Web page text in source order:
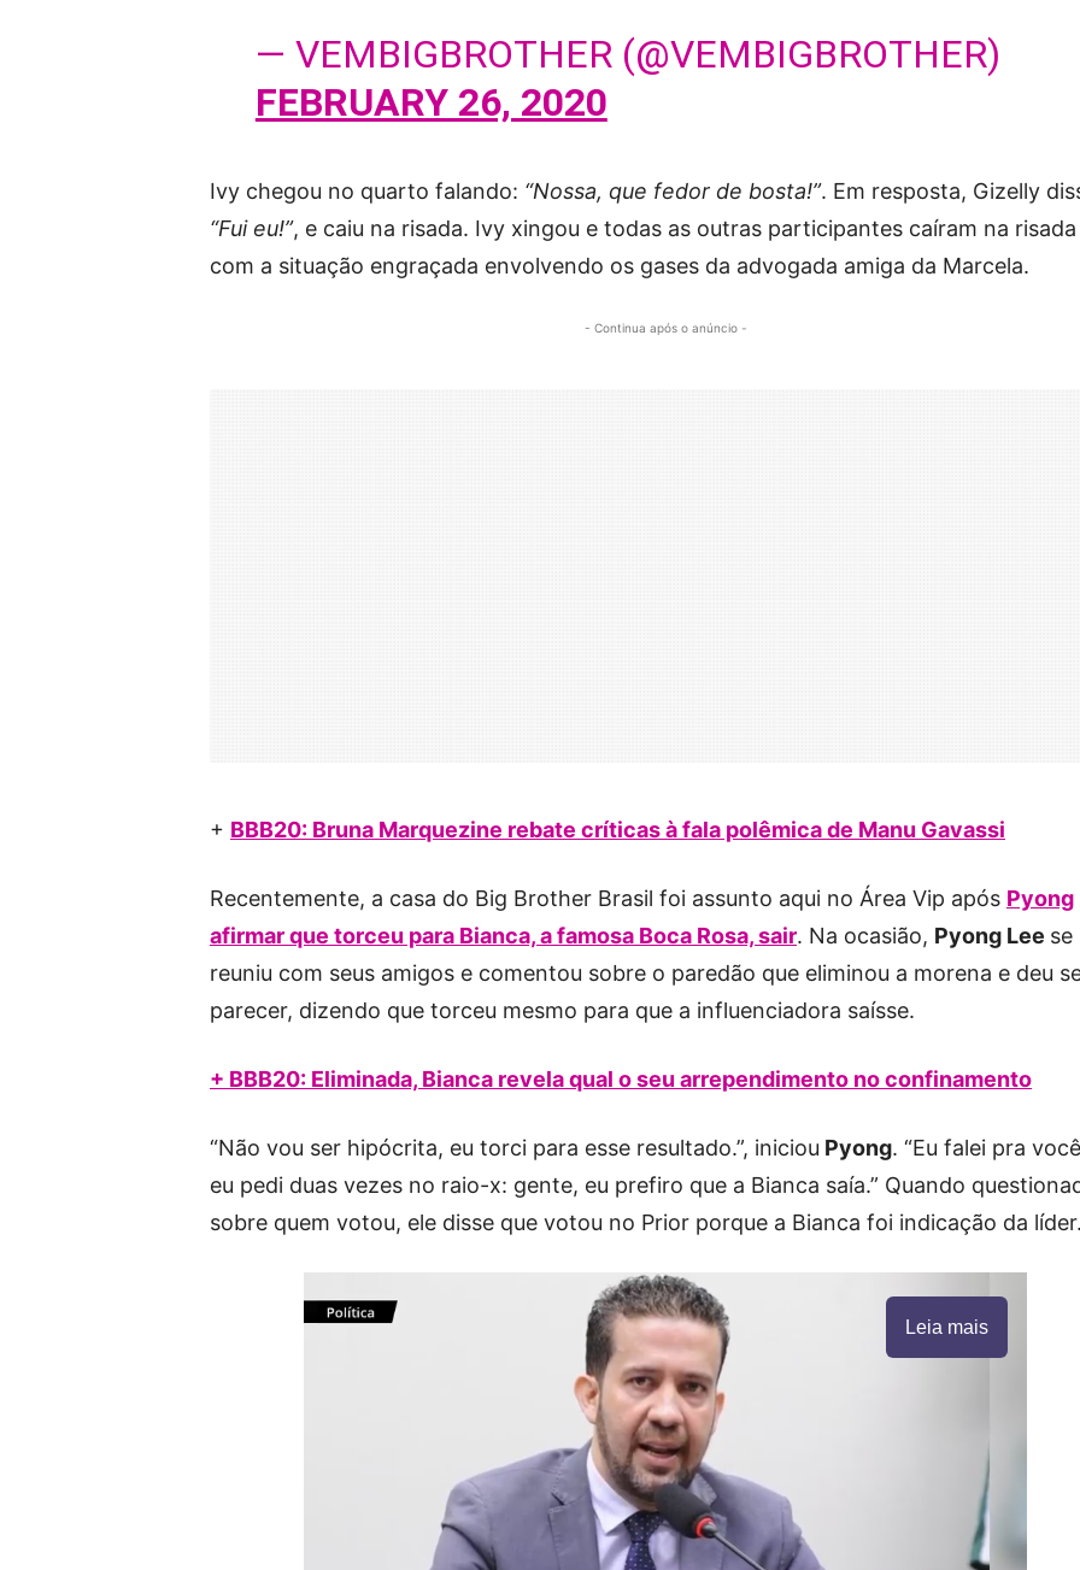
— VEMBIGBROTHER (@VEMBIGBROTHER)
FEBRUARY 26, 2020
Ivy chegou no quarto falando: “Nossa, que fedor de bosta!”. Em resposta, Gizelly
“Fui eu!”, e caiu na risada. Ivy xingou e todas as outras participantes caíram na risada
com a situação engraçada envolvendo os gases da advogada amiga da Marcela.
- Continua após o anúncio -
+ BBB20: Bruna Marquezine rebate críticas à fala polêmica de Manu Gavassi
Recentemente, a casa do Big Brother Brasil foi assunto aqui no Área Vip após Pyong
afirmar que torceu para Bianca, a famosa Boca Rosa, sair. Na ocasião, Pyong Lee se
reuniu com seus amigos e comentou sobre o paredão que eliminou a morena e deu
parecer, dizendo que torceu mesmo para que a influenciadora saísse.
+ BBB20: Eliminada, Bianca revela qual o seu arrependimento no confinamento
“Não vou ser hipócrita, eu torci para esse resultado.”, iniciou Pyong. “Eu falei pra
eu pedi duas vezes no raio-x: gente, eu prefiro que a Bianca saía.” Quando
sobre quem votou, ele disse que votou no Prior porque a Bianca foi indicação da
Leia mais